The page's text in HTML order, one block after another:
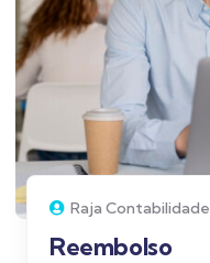
Raja Contabilidade
Reembolso